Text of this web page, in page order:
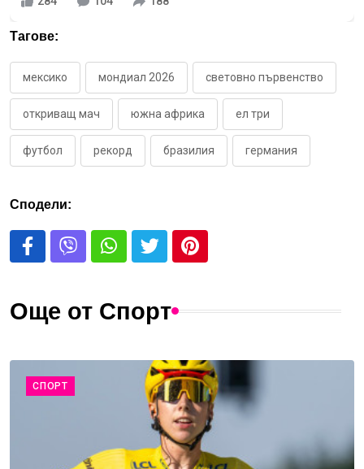
Тагове:
мексико мондиал 2026 световно първенство
откриващ мач южна африка ел три
футбол рекорд бразилия германия
Сподели:
Още от Спорт
СПОРТ